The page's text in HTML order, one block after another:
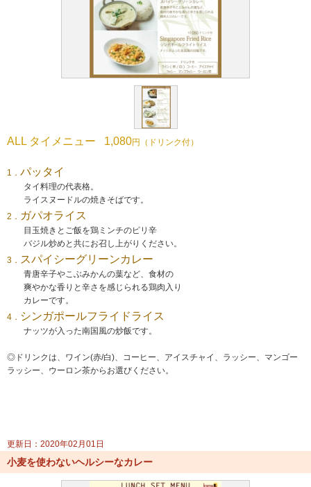
ALL タイメニュー 1,080円（ドリンク付）
1． パッタイ
タイ料理の代表格。
ライスヌードルの焼きそばです。
2． ガパオライス
目玉焼きとご飯を鶏ミンチのピリ辛
バジル炒めと共にお召し上がりください。
3． スパイシーグリーンカレー
青唐辛子やこぶみかんの葉など、食材の
爽やかな香りと辛さを感じられる鶏肉入り
カレーです。
4． シンガポールフライドライス
ナッツが入った南国風の炒飯です。
◎ドリンクは、ワイン(赤/白)、コーヒー、アイスチャイ、ラッシー、マンゴー
ラッシー、ウーロン茶からお選びください。
更新日：2020年02月01日
小麦を使わないヘルシーなカレー